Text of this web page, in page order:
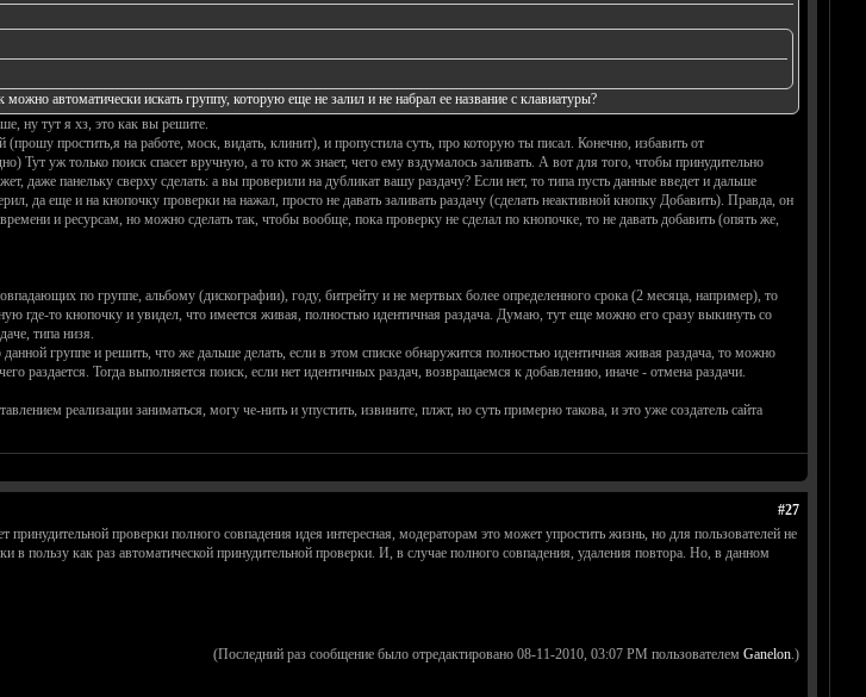
автоматически искать группу, которую еще не залил и не набрал ее название с клавиатуры?
ну тут я хз, это как вы решите.
(прошу простить,я на работе, моск, видать, клинит), и пропустила суть, про которую ты писал. Конечно, избавить от
Тут уж только поиск спасет вручную, а то кто ж знает, чего ему вздумалось заливать. А вот для того, чтобы принудительно
даже панельку сверху сделать: а вы проверили на дубликат вашу раздачу? Если нет, то типа пусть данные введет и дальше
да еще и на кнопочку проверки на нажал, просто не давать заливать раздачу (сделать неактивной кнопку Добавить). Правда, он
и ресурсам, но можно сделать так, чтобы вообще, пока проверку не сделал по кнопочке, то не давать добавить (опять же,
по группе, альбому (дискографии), году, битрейту и не мертвых более определенного срока (2 месяца, например), то
где-то кнопочку и увидел, что имеется живая, полностью идентичная раздача. Думаю, тут еще можно его сразу выкинуть со
типа низя.
группе и решить, что же дальше делать, если в этом списке обнаружится полностью идентичная живая раздача, то можно
раздается. Тогда выполняется поиск, если нет идентичных раздач, возвращаемся к добавлению, иначе - отмена раздачи.
реализации заниматься, могу че-нить и упустить, извините, плжт, но суть примерно такова, и это уже создатель сайта
#27
проверки полного совпадения идея интересная, модераторам это может упростить жизнь, но для пользователей не
пользу как раз автоматической принудительной проверки. И, в случае полного совпадения, удаления повтора. Но, в данном
(Последний раз сообщение было отредактировано 08-11-2010, 03:07 PM пользователем Ganelon.)